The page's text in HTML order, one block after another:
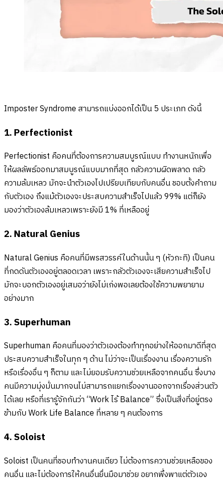
Imposter Syndrome สามารถแบ่งออกได้เป็น 5 ประเภท ดังนี้
1. Perfectionist
Perfectionist คือคนที่ต้องการความสมบูรณ์แบบ ทำงานหนักเพื่อ
ให้ผลลัพธ์ออกมาสมบูรณ์แบบมากที่สุด กลัวความผิดพลาด กลัว
ความล้มเหลว มักจะนำตัวเองไปเปรียบเทียบกับคนอื่น ชอบตั้งคำถาม
กับตัวเอง ถึงแม้ตัวเองจะประสบความสำเร็จไปแล้ว 99% แต่ก็ยัง
มองว่าตัวเองล้มเหลวเพราะยังมี 1% ที่เหลืออยู่
2. Natural Genius
Natural Genius คือคนที่มีพรสวรรค์ในด้านนั้น ๆ (หัวกะทิ) เป็นคน
ที่กดดันตัวเองอยู่ตลอดเวลา เพราะกลัวตัวเองจะเสียความสำเร็จไป
มักจะบอกตัวเองอยู่เสมอว่ายังไม่เก่งพอเลยต้องใช้ความพยายาม
อย่างมาก
3. Superhuman
Superhuman คือคนที่มองว่าตัวเองต้องทำทุกอย่างให้ออกมาดีที่สุด
ประสบความสำเร็จในทุก ๆ ด้าน ไม่ว่าจะเป็นเรื่องงาน เรื่องความรัก
หรือเรื่องอื่น ๆ ก็ตาม และไม่ยอมรับความช่วยเหลือจากคนอื่น ซึ่งบาง
คนมีความมุ่งมั่นมากจนไม่สามารถแยกเรื่องงานออกจากเรื่องส่วนตัว
ได้เลย หรือที่เรารู้จักกันว่า “Work ไร้ Balance” ซึ่งเป็นสิ่งที่อยู่ตรง
ข้ามกับ Work Life Balance ที่หลาย ๆ คนต้องการ
4. Soloist
Soloist เป็นคนที่ชอบทำงานคนเดียว ไม่ต้องการความช่วยเหลือของ
คนอื่น และไม่ต้องการให้คนอื่นยื่นมือมาช่วย อยากพึ่งพาแต่ตัวเอง